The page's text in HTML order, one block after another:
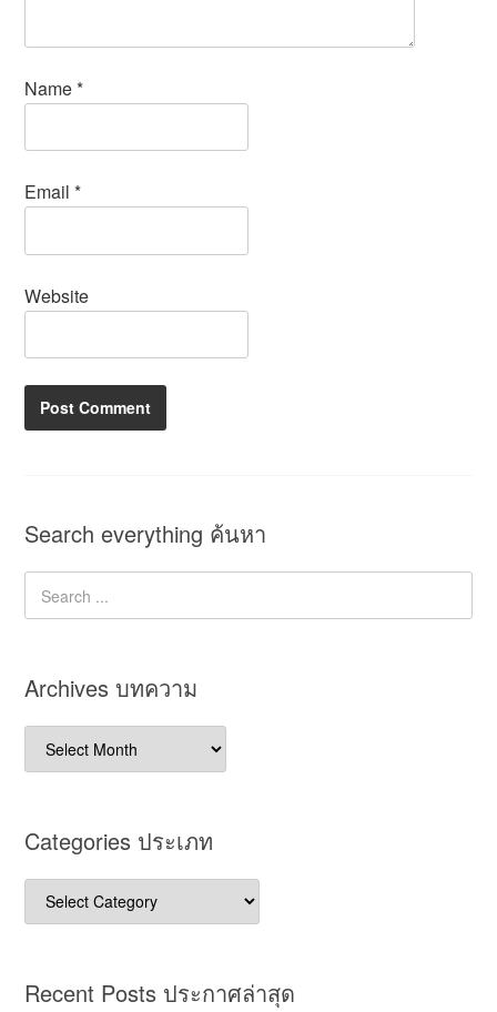
Name*
Email*
Website
Search everything ค้นหา
Archives บทความ
Archives
บทความ
Categories ประเภท
Categories
ประเภท
Recent Posts ประกาศล่าสุด